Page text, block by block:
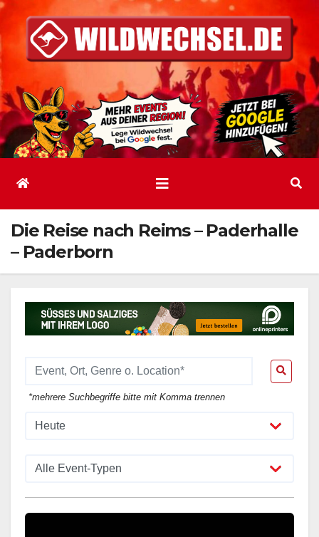
Inhalt
springen
Die Reise nach Reims – Paderhalle
– Paderborn
*mehrere Suchbegriffe bitte mit Komma trennen